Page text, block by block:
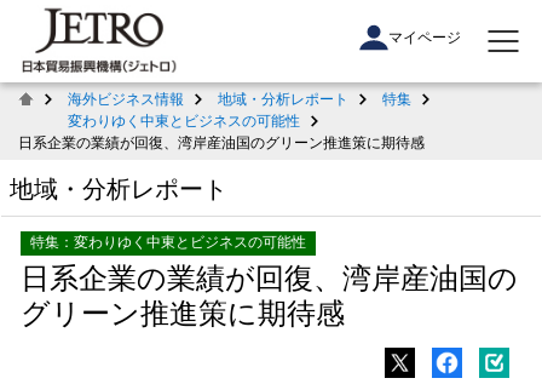
マイページ
海外ビジネス情報 地域・分析レポート
特集
変わりゆく中東とビジネスの可能性
日系企業の業績が回復、湾岸産油国のグリーン推進策に期待感
地域・分析レポート
特集：変わりゆく中東とビジネスの可能性
日系企業の業績が回復、湾岸産油国の
グリーン推進策に期待感